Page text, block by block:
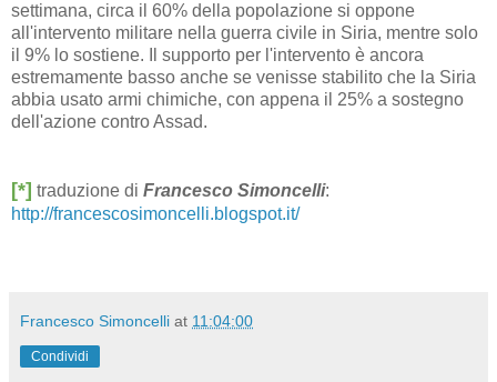
settimana, circa il 60% della popolazione si oppone
all'intervento militare nella guerra civile in Siria, mentre solo
il 9% lo sostiene. Il supporto per l'intervento è ancora
estremamente basso anche se venisse stabilito che la Siria
abbia usato armi chimiche, con appena il 25% a sostegno
dell'azione contro Assad.
[*] traduzione di Francesco Simoncelli:
http://francescosimoncelli.blogspot.it/
Francesco Simoncelli at 11:04:00
Condividi